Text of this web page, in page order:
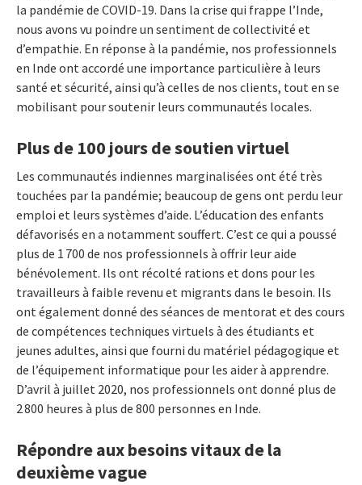
la pandémie de COVID-19. Dans la crise qui frappe l’Inde,
nous avons vu poindre un sentiment de collectivité et
d’empathie. En réponse à la pandémie, nos professionnels
en Inde ont accordé une importance particulière à leurs
santé et sécurité, ainsi qu’à celles de nos clients, tout en se
mobilisant pour soutenir leurs communautés locales.
Plus de 100 jours de soutien virtuel
Les communautés indiennes marginalisées ont été très
touchées par la pandémie; beaucoup de gens ont perdu leur
emploi et leurs systèmes d’aide. L’éducation des enfants
défavorisés en a notamment souffert. C’est ce qui a poussé
plus de 1 700 de nos professionnels à offrir leur aide
bénévolement. Ils ont récolté rations et dons pour les
travailleurs à faible revenu et migrants dans le besoin. Ils
ont également donné des séances de mentorat et des cours
de compétences techniques virtuels à des étudiants et
jeunes adultes, ainsi que fourni du matériel pédagogique et
de l’équipement informatique pour les aider à apprendre.
D’avril à juillet 2020, nos professionnels ont donné plus de
2 800 heures à plus de 800 personnes en Inde.
Répondre aux besoins vitaux de la
deuxième vague